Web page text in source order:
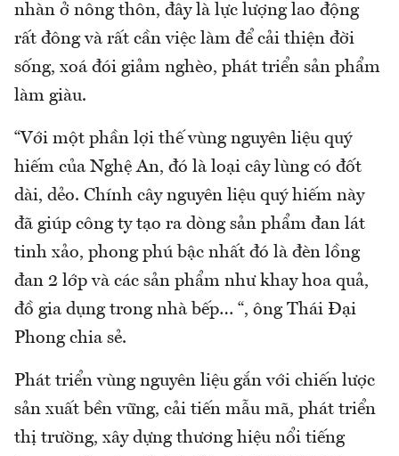
nhàn ở nông thôn, đây là lực lượng lao động
rất đông và rất cần việc làm để cải thiện đời
sống, xoá đói giảm nghèo, phát triển sản phẩm
làm giàu.
“Với một phần lợi thế vùng nguyên liệu quý
hiếm của Nghệ An, đó là loại cây lùng có đốt
dài, dẻo. Chính cây nguyên liệu quý hiếm này
đã giúp công ty tạo ra dòng sản phẩm đan lát
tinh xảo, phong phú bậc nhất đó là đèn lồng
đan 2 lớp và các sản phẩm như khay hoa quả,
đồ gia dụng trong nhà bếp… “, ông Thái Đại
Phong chia sẻ.
Phát triển vùng nguyên liệu gắn với chiến lược
sản xuất bền vững, cải tiến mẫu mã, phát triển
thị trường, xây dựng thương hiệu nổi tiếng